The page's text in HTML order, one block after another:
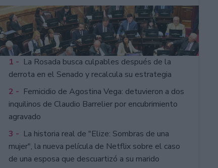
1 - La Rosada busca culpables después de la
derrota en el Senado y recalcula su estrategia
2 - Femicidio de Agostina Vega: detuvieron a dos
inquilinos de Claudio Barrelier por encubrimiento
agravado
3 - La historia real de "Elize: Sombras de una
mujer", la nueva película de Netflix sobre el caso
de una esposa que descuartizó a su marido